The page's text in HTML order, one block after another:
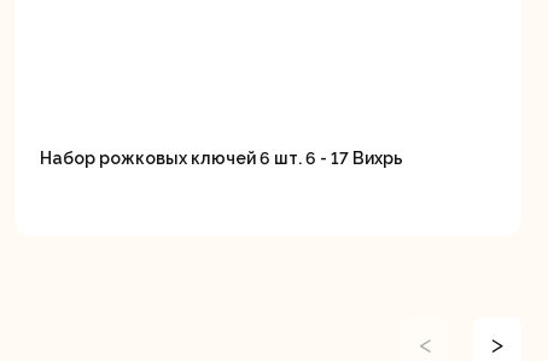
Набор рожковых ключей 6 шт. 6 - 17 Вихрь
< >